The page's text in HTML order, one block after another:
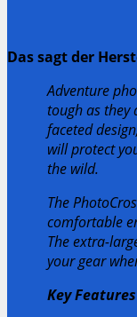
Das sagt der
Adventure
tough as they
faceted
will protect
the wild.
The
comfortable
The extra-
your gear
Key Features